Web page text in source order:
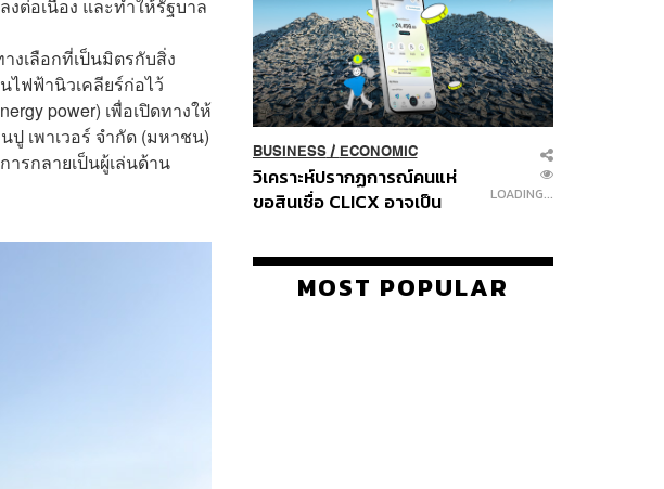
ต่อเนื่อง และทำให้รัฐบาล
งเลือกที่เป็นมิตรกับสิ่ง
ไฟฟ้านิวเคลียร์ก่อไว้
power) เพื่อเปิดทางให้
ปู เพาเวอร์ จำกัด (มหาชน)
ารกลายเป็นผู้เล่นด้าน
BUSINESS/ ECONOMIC
วิเคราะห์ปรากฏการณ์คนแห่
ขอสินเชื่อ CLICX อาจเป็น
ปัญหาหนี้ครัวเรือนไทยที่ถูกซุก
LOADING...
MOST POPULAR